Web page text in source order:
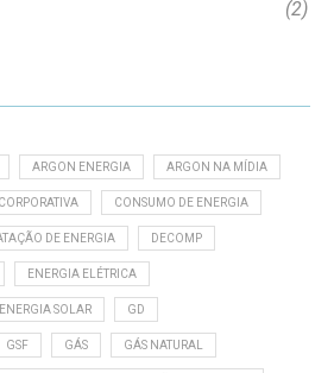
(2)
ARGON ENERGIA ARGON NA MÍDIA
CONSUMO DE ENERGIA
DE ENERGIA DECOMP
ENERGIA ELÉTRICA
ENERGIA SOLAR GD
GSF GÁS GÁS NATURAL